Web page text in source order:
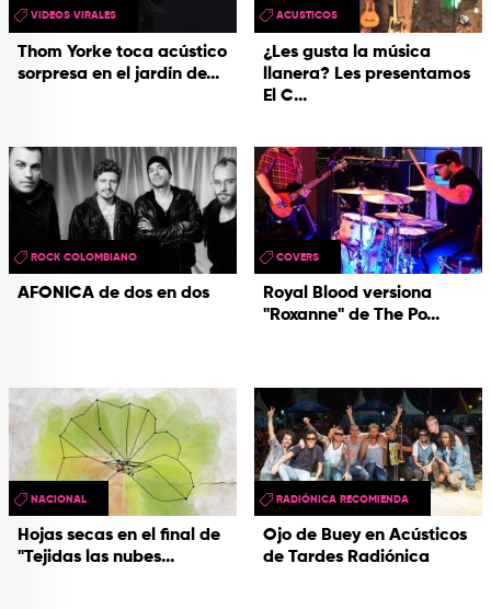
Thom Yorke toca acústico
sorpresa en el jardín de...
VIDEOS VIRALES
¿Les gusta la música
llanera? Les presentamos
El C...
ACUSTICOS
AFONICA de dos en dos
ROCK COLOMBIANO
Royal Blood versiona
"Roxanne" de The Po...
COVERS
Hojas secas en el final de
"Tejidas las nubes...
NACIONAL
Ojo de Buey en Acústicos
de Tardes Radiónica
RADIÓNICA RECOMIENDA